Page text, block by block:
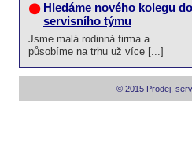
Hledáme nového kolegu do
servisního týmu
Jsme malá rodinná firma a
působíme na trhu už více [...]
© 2015 Prodej,